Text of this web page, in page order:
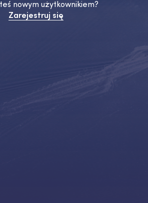
nowym użytkownikiem?
Zarejestruj się